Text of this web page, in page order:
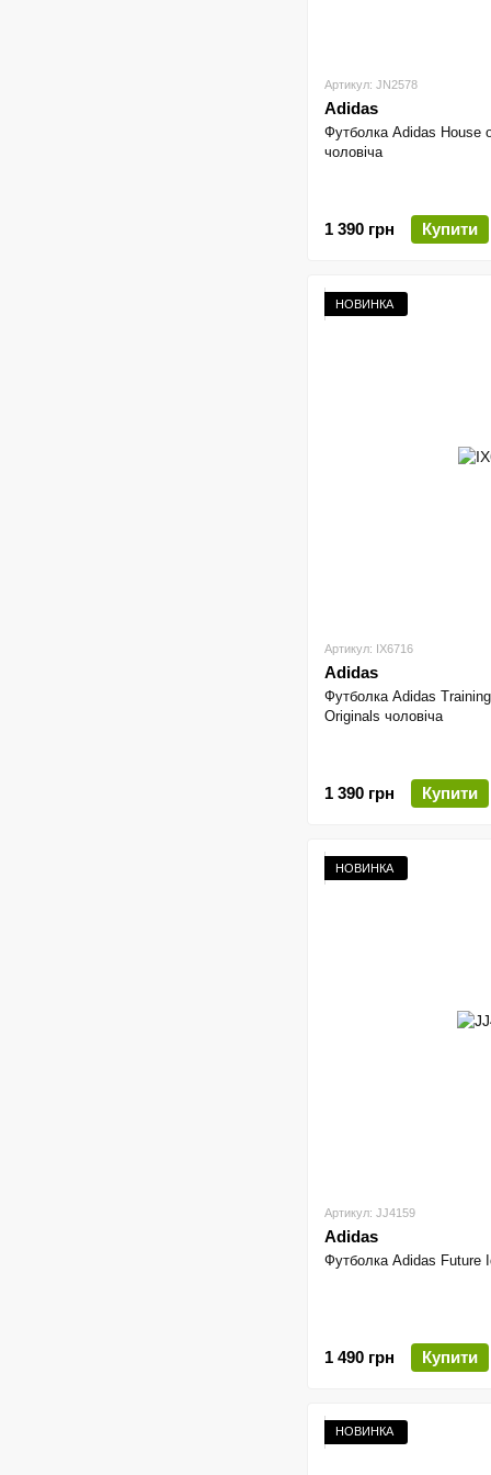
Артикул: JN2578
Adidas
Футболка Adidas House
чоловіча
1 390 грн Купити
НОВИНКА
Артикул: IX6716
Adidas
Футболка Adidas
Originals чоловіча
1 390 грн Купити
НОВИНКА
Артикул: JJ4159
Adidas
Футболка Adidas Future
1 490 грн Купити
НОВИНКА